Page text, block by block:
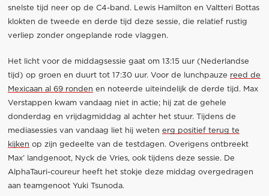
snelste tijd neer op de C4-band. Lewis Hamilton en Valtteri Bottas
klokten de tweede en derde tijd deze sessie, die relatief rustig
verliep zonder ongeplande rode vlaggen.
Het licht voor de middagsessie gaat om 13:15 uur (Nederlandse
tijd) op groen en duurt tot 17:30 uur. Voor de lunchpauze reed de
Mexicaan al 69 ronden en noteerde uiteindelijk de derde tijd. Max
Verstappen kwam vandaag niet in actie; hij zat de gehele
donderdag en vrijdagmiddag al achter het stuur. Tijdens de
mediasessies van vandaag liet hij weten erg positief terug te
kijken op zijn gedeelte van de testdagen. Overigens ontbreekt
Max’ landgenoot, Nyck de Vries, ook tijdens deze sessie. De
AlphaTauri-coureur heeft het stokje deze middag overgedragen
aan teamgenoot Yuki Tsunoda.